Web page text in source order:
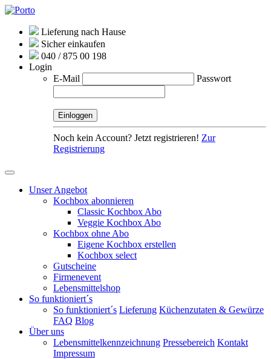
Lieferung nach Hause
Sicher einkaufen
040 / 875 00 198
Login
E-Mail
Passwort
Noch kein Account? Jetzt registrieren! Zur
Registrierung
Unser Angebot
Kochbox abonnieren
Classic Kochbox Abo
Veggie Kochbox Abo
Kochbox ohne Abo
Eigene Kochbox erstellen
Kochbox select
Gutscheine
Firmenevent
Lebensmittelshop
So funktioniert´s
So funktioniert´s Lieferung Küchenzutaten & Gewürze
FAQ Blog
Über uns
Lebensmittelkennzeichnung Pressebereich Kontakt
Impressum